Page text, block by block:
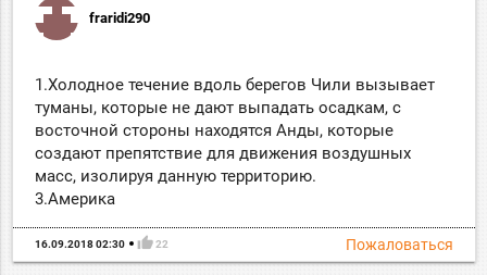
fraridi290
1.Холодное течение вдоль берегов Чили вызывает
туманы, которые не дают выпадать осадкам, с
восточной стороны находятся Анды, которые
создают препятствие для движения воздушных
масс, изолируя данную территорию.
3.Америка
Пожаловаться
16.09.2018 02:30 thumb_up 22